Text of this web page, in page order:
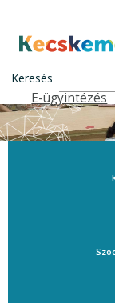
tartalomra
Kecskemét
Keresés
Felső navigáció
E-ügyintézés